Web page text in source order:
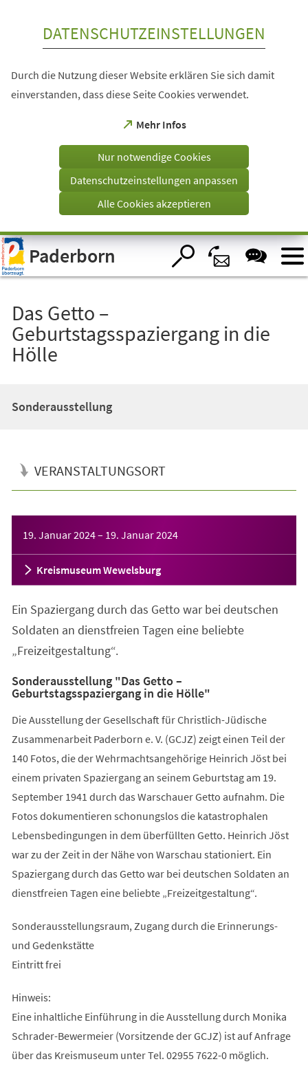
Visuelle
Assistenzsoftware
öffnen.
DATENSCHUTZEINSTELLUNGEN
Durch die Nutzung dieser Website erklären Sie sich damit
einverstanden, dass diese Seite Cookies verwendet.
Mehr Infos
(Öffnet
einem
Tab)
Nur notwendige Cookies
Datenschutzeinstellungen anpassen
Alle Cookies akzeptieren
Paderborn
Das Getto –
Geburtstagsspaziergang in die
Hölle
Sonderausstellung
VERANSTALTUNGSORT
19. Januar 2024– 19. Januar 2024
Kreismuseum Wewelsburg
Ein Spaziergang durch das Getto war bei deutschen
Soldaten an dienstfreien Tagen eine beliebte
„Freizeitgestaltung“.
Sonderausstellung "Das Getto –
Geburtstagsspaziergang in die Hölle"
Die Ausstellung der Gesellschaft für Christlich-Jüdische
Zusammenarbeit Paderborn e. V. (GCJZ) zeigt einen Teil der
140 Fotos, die der Wehrmachtsangehörige Heinrich Jöst bei
einem privaten Spaziergang an seinem Geburtstag am 19.
September 1941 durch das Warschauer Getto aufnahm. Die
Fotos dokumentieren schonungslos die katastrophalen
Lebensbedingungen in dem überfüllten Getto. Heinrich Jöst
war zu der Zeit in der Nähe von Warschau stationiert. Ein
Spaziergang durch das Getto war bei deutschen Soldaten an
dienstfreien Tagen eine beliebte „Freizeitgestaltung“.
Sonderausstellungsraum, Zugang durch die Erinnerungs-
und Gedenkstätte
Eintritt frei
Hinweis:
Eine inhaltliche Einführung in die Ausstellung durch Monika
Schrader-Bewermeier (Vorsitzende der GCJZ) ist auf Anfrage
über das Kreismuseum unter Tel. 02955 7622-0 möglich.